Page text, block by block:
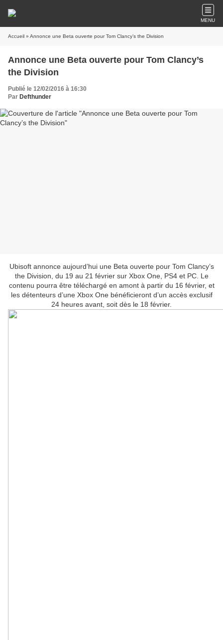
MENU
Accueil » Annonce une Beta ouverte pour Tom Clancy’s the Division
Annonce une Beta ouverte pour Tom Clancy’s
the Division
Publié le 12/02/2016 à 16:30
Par Defthunder
Ubisoft annonce aujourd’hui une Beta ouverte pour Tom Clancy’s
the Division, du 19 au 21 février sur Xbox One, PS4 et PC. Le
contenu pourra être téléchargé en amont à partir du 16 février, et
les détenteurs d’une Xbox One bénéficieront d’un accès exclusif
24 heures avant, soit dès le 18 février.